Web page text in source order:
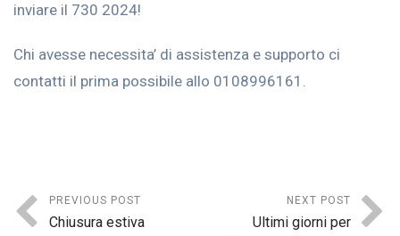
inviare il 730 2024!
Chi avesse necessita’ di assistenza e supporto ci
contatti il prima possibile allo 0108996161.
PREVIOUS POST
Chiusura estiva
NEXT POST
Ultimi giorni per